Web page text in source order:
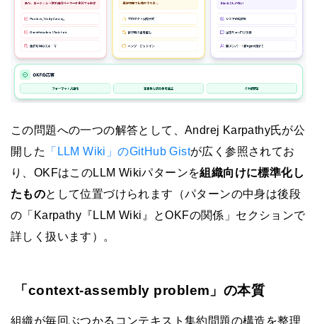
この問題への一つの解答として、Andrej Karpathy氏が公
開した
「LLM Wiki」のGitHub Gistが広く参照されてお
り、OKFはこのLLM Wikiパターンを組織向けに標準化し
たものとして位置づけられます（パターンの中身は後段
の「Karpathy『LLM Wiki』とOKFの関係」セクションで
詳しく扱います）。
「context-assembly problem」の本質
組織が毎回ぶつかるコンテキスト集約問題の構造を整理